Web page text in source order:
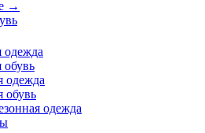
→
одежда
обувь
одежда
обувь
одежда